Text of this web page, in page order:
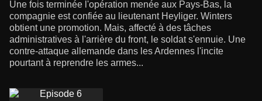
Une fois terminée l'opération menée aux Pays-Bas, la
compagnie est confiée au lieutenant Heyliger. Winters
obtient une promotion. Mais, affecté à des tâches
administratives à l'arrière du front, le soldat s'ennuie. Une
contre-attaque allemande dans les Ardennes l'incite
pourtant à reprendre les armes...